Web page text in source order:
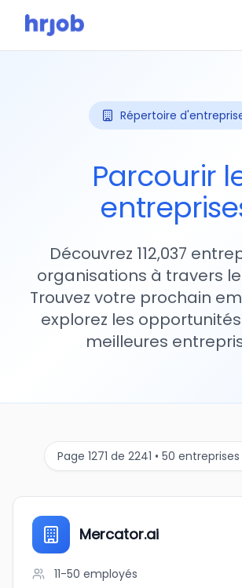
Répertoire
Parcourir
Découvrez 112,037
organisations à travers
Trouvez votre prochain
explorez les
meilleures
Page 1271 de 2241 • 50
Mercator.ai
11-50 employés